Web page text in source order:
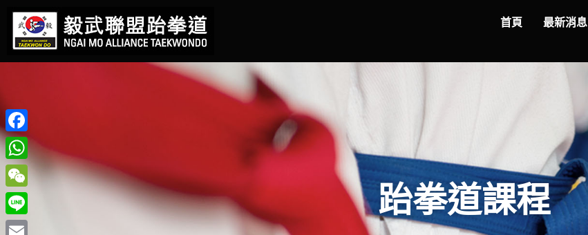
首頁 最新消息
跆拳道課程
Facebook
WhatsApp
WeChat
Line